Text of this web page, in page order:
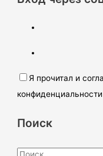
Я прочитал и
конфиденциальности
Поиск
П